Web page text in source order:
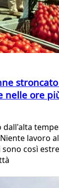
nelle ore
dall'alta
lavoro
così